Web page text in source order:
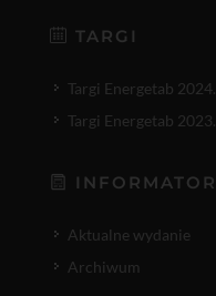
TARGI
Targi Energetab 2024.
Targi Energetab 2023.
INFORMATOR
Aktualne wydanie
Archiwum